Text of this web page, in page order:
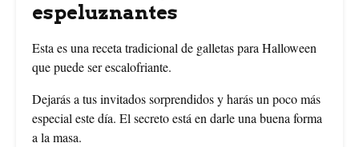
espeluznantes
Esta es una receta tradicional de galletas para Halloween
que puede ser escalofriante.
Dejarás a tus invitados sorprendidos y harás un poco más
especial este día. El secreto está en darle una buena forma
a la masa.